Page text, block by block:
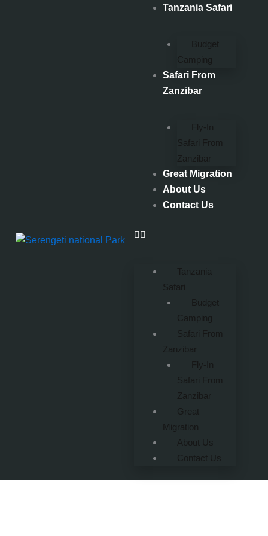
Tanzania Safari
Safari From
Zanzibar
Great Migration
About Us
Contact Us